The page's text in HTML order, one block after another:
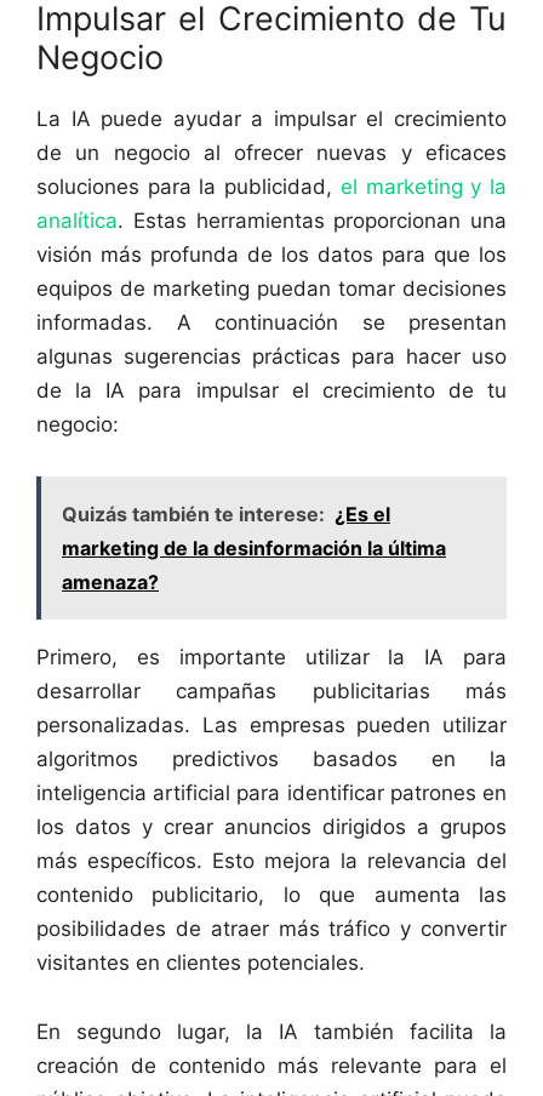
Impulsar el Crecimiento de Tu
Negocio
La IA puede ayudar a impulsar el crecimiento
de un negocio al ofrecer nuevas y eficaces
soluciones para la publicidad, el marketing y la
analítica. Estas herramientas proporcionan una
visión más profunda de los datos para que los
equipos de marketing puedan tomar decisiones
informadas. A continuación se presentan
algunas sugerencias prácticas para hacer uso
de la IA para impulsar el crecimiento de tu
negocio:
Quizás también te interese: ¿Es el
marketing de la desinformación la última
amenaza?
Primero, es importante utilizar la IA para
desarrollar campañas publicitarias más
personalizadas. Las empresas pueden utilizar
algoritmos predictivos basados en la
inteligencia artificial para identificar patrones en
los datos y crear anuncios dirigidos a grupos
más específicos. Esto mejora la relevancia del
contenido publicitario, lo que aumenta las
posibilidades de atraer más tráfico y convertir
visitantes en clientes potenciales.
En segundo lugar, la IA también facilita la
creación de contenido más relevante para el